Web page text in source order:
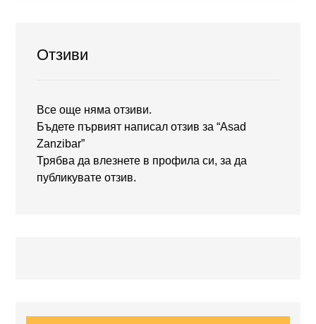
Отзиви
Все още няма отзиви.
Бъдете първият написал отзив за “Asad
Zanzibar”
Трябва да влезнете в профила си, за да
публикувате отзив.